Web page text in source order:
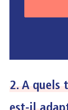
2. A quels